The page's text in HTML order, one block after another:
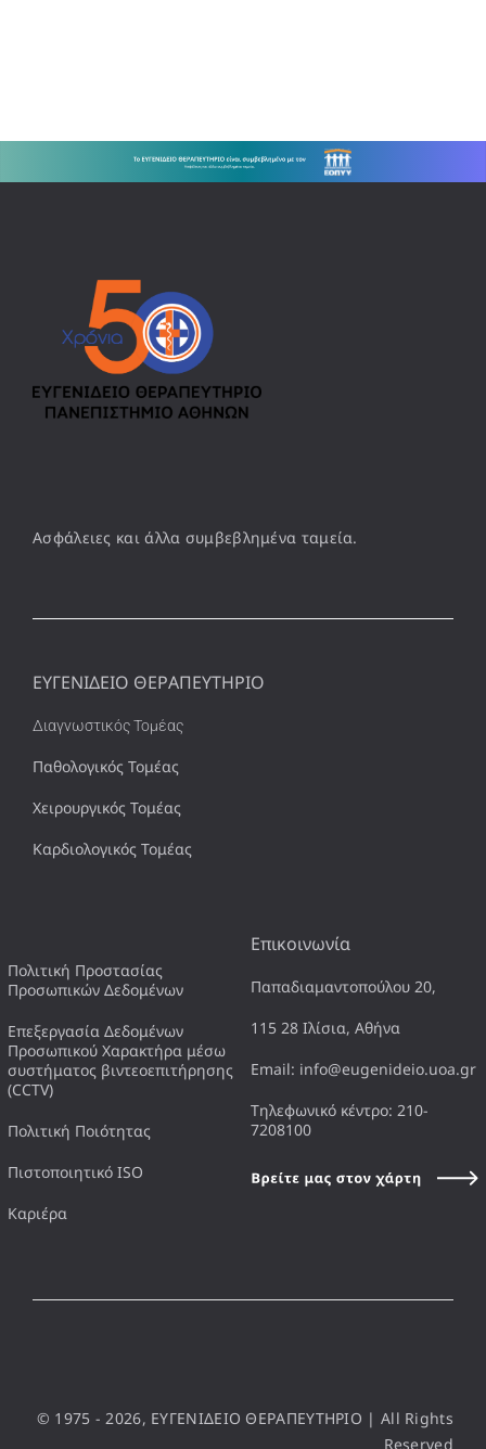
Ασφάλειες και άλλα συμβεβλημένα ταμεία.
ΕΥΓΕΝΙΔΕΙΟ ΘΕΡΑΠΕΥΤΗΡΙΟ
Διαγνωστικός Τομέας
Παθολογικός Τομέας
Χειρουργικός Τομέας
Καρδιολογικός Τομέας
Πολιτική Προστασίας
Προσωπικών Δεδομένων
Επεξεργασία Δεδομένων
Προσωπικού Χαρακτήρα μέσω
συστήματος βιντεοεπιτήρησης
(CCTV)
Πολιτική Ποιότητας
Πιστοποιητικό ISO
Καριέρα
Επικοινωνία
Παπαδιαμαντοπούλου 20,
115 28 Ιλίσια, Αθήνα
Email: info@eugenideio.uoa.gr
Τηλεφωνικό κέντρο: 210-
7208100
© 1975 - 2026, ΕΥΓΕΝΙΔΕΙΟ ΘΕΡΑΠΕΥΤΗΡΙΟ | All Rights
Reserved